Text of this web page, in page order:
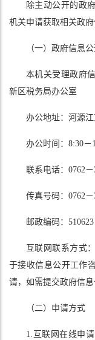
除主动公开的政
机关申请获取相关政府
（一）政府信息
本机关受理政府
新区税务局办公室
办公地址：河源
办公时间：8:30－
联系电话：0762－
传真号码：0762－
邮政编码：510623
互联网联系方式
于接收信息公开工作
请，如需提交政府信
（二）申请方式
1.互联网在线申